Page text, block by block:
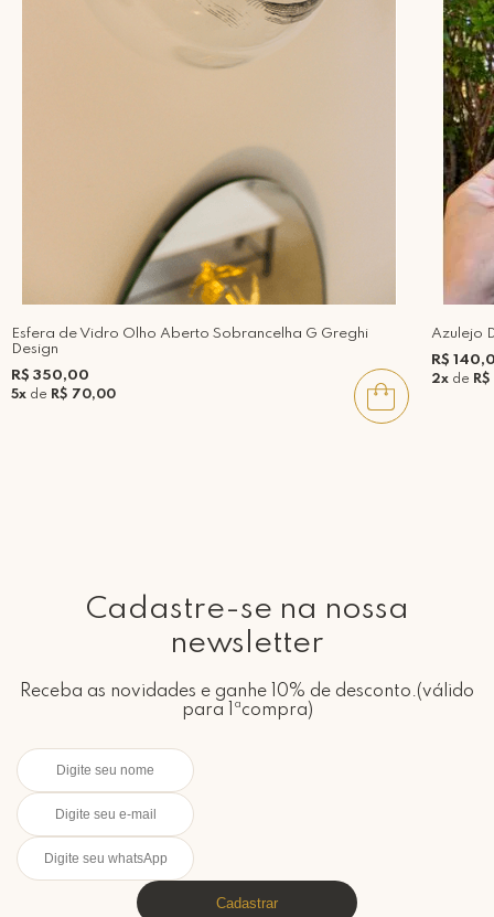
Esfera de Vidro Olho Aberto Sobrancelha G Greghi
Design
R$ 350,00
5x de R$ 70,00
Azulejo
R$
2xde
Cadastre-se na nossa
newsletter
Receba as novidades e ganhe 10% de desconto.(válido
para 1ªcompra)
Cadastrar